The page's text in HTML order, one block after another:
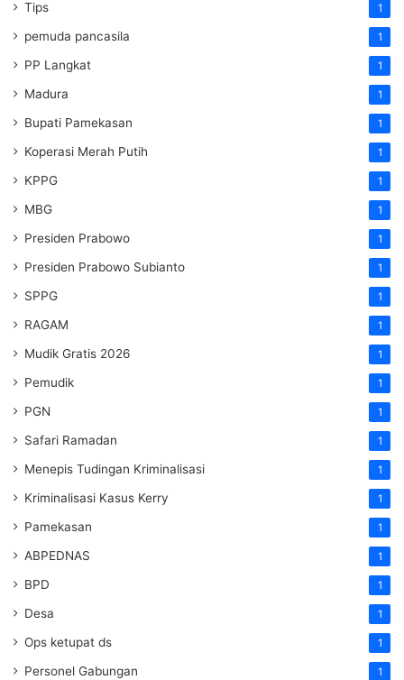
Tips 1
pemuda pancasila 1
PP Langkat 1
Madura 1
Bupati Pamekasan 1
Koperasi Merah Putih 1
KPPG 1
MBG 1
Presiden Prabowo 1
Presiden Prabowo Subianto 1
SPPG 1
RAGAM 1
Mudik Gratis 2026 1
Pemudik 1
PGN 1
Safari Ramadan 1
Menepis Tudingan Kriminalisasi 1
Kriminalisasi Kasus Kerry 1
Pamekasan 1
ABPEDNAS 1
BPD 1
Desa 1
Ops ketupat ds 1
Personel Gabungan 1